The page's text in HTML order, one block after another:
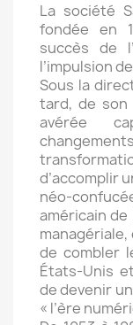
La société
fondée en
succès de
l’impulsion
Sous la
tard, de son
avérée
d’accomplir
néo-
américain
managériale,
de combler
États-Unis
de devenir
« l’ère